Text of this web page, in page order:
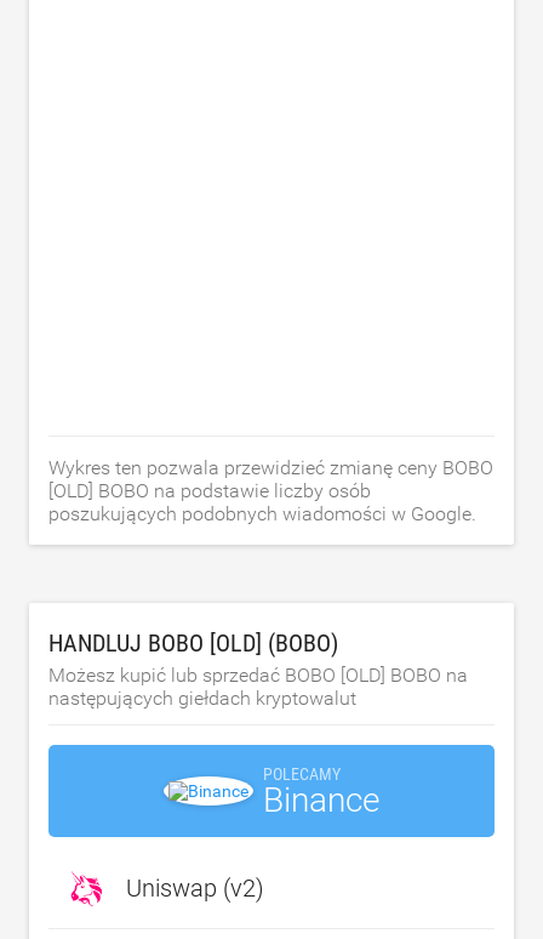
Wykres ten pozwala przewidzieć zmianę ceny BOBO
[OLD] BOBO na podstawie liczby osób
poszukujących podobnych wiadomości w Google.
HANDLUJ BOBO [OLD] (BOBO)
Możesz kupić lub sprzedać BOBO [OLD] BOBO na
następujących giełdach kryptowalut
POLECAMY
Binance
Uniswap (v2)